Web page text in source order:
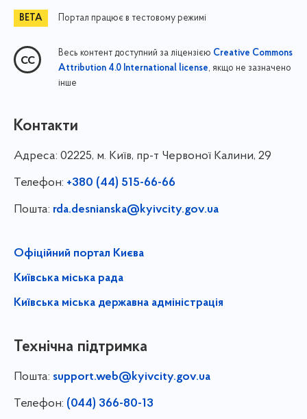
Портал працює в тестовому режимі
Весь контент доступний за ліцензією Creative Commons
Attribution 4.0 International license, якщо не зазначено
інше
Контакти
Адреса: 02225, м. Київ, пр-т Червоної Калини, 29
Телефон: +380 (44) 515-66-66
Пошта: rda.desnianska@kyivcity.gov.ua
Офіційний портал Києва
Київська міська рада
Київська міська державна адміністрація
Технічна підтримка
Пошта: support.web@kyivcity.gov.ua
Телефон: (044) 366-80-13